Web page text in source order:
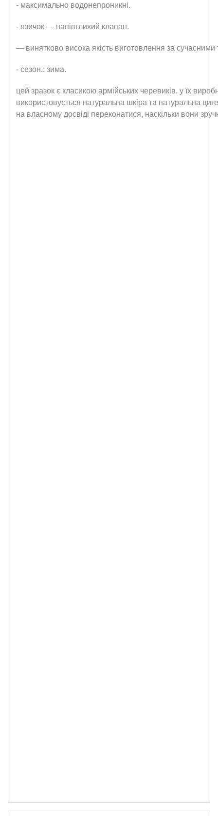
- максимально водонепроникні.
- язичок — напівглихий клапан.
— винятково висока якість виготовлення за сучасними
- сезон.: зима.
цей зразок є класикою армійських черевиків. у їх
використовується натуральна шкіра та натуральна
на власному досвіді переконатися, наскільки вони